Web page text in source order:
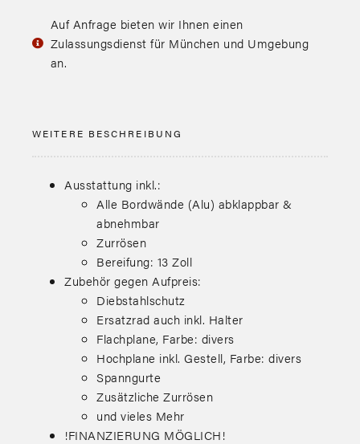
Auf Anfrage bieten wir Ihnen einen
Zulassungsdienst für München und Umgebung
an.
WEITERE BESCHREIBUNG
Ausstattung inkl.:
Alle Bordwände (Alu) abklappbar &
abnehmbar
Zurrösen
Bereifung: 13 Zoll
Zubehör gegen Aufpreis:
Diebstahlschutz
Ersatzrad auch inkl. Halter
Flachplane, Farbe: divers
Hochplane inkl. Gestell, Farbe: divers
Spanngurte
Zusätzliche Zurrösen
und vieles Mehr
!FINANZIERUNG MÖGLICH!